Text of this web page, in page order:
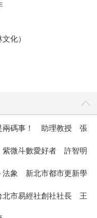
化）
兩碼事！ 助理教授 張
微斗數愛好者 許智明
法象 新北市都市更新學
市易經社創社社長 王